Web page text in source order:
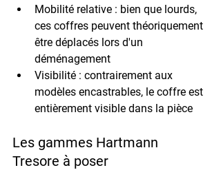
Mobilité relative : bien que lourds,
ces coffres peuvent théoriquement
être déplacés lors d'un
déménagement
Visibilité : contrairement aux
modèles encastrables, le coffre est
entièrement visible dans la pièce
Les gammes Hartmann
Tresore à poser